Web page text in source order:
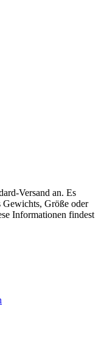
Versand an. Es
Größe oder
Informationen findest